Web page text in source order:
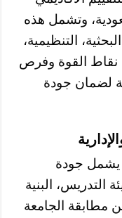
وتشمل هذه
التنظيمية،
نقاط القوة وفرص
لضمان جودة
يشمل جودة
التدريس، البنية
مطابقة الجامعة